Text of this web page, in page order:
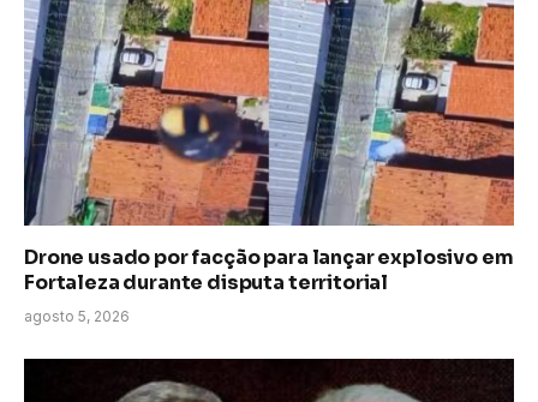
Drone usado por facção para lançar explosivo em
Fortaleza durante disputa territorial
agosto 5, 2026